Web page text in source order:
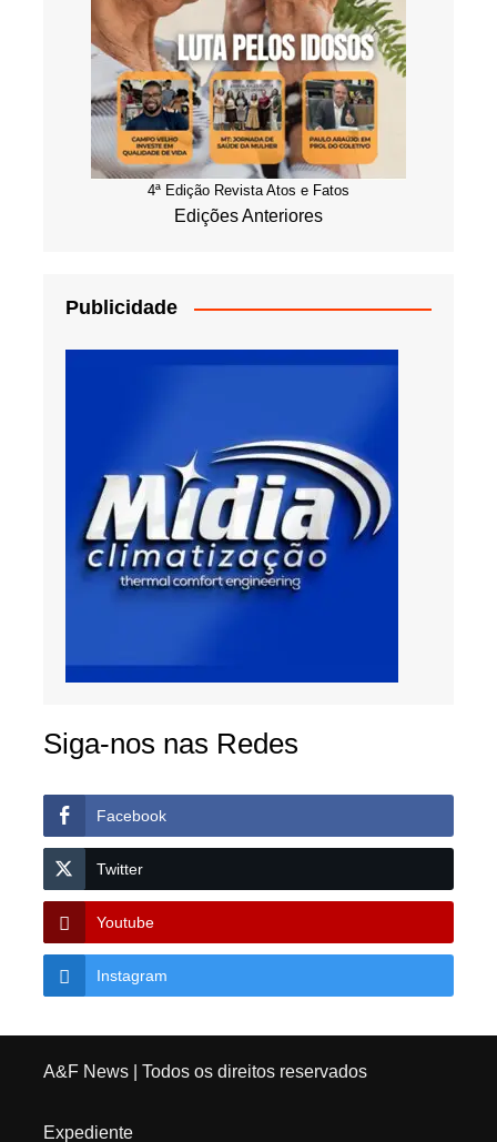
4ª Edição Revista Atos e Fatos
Edições Anteriores
Publicidade
Siga-nos nas Redes
Facebook
Twitter
Youtube
Instagram
A&F News| Todos os direitos reservados
Expediente